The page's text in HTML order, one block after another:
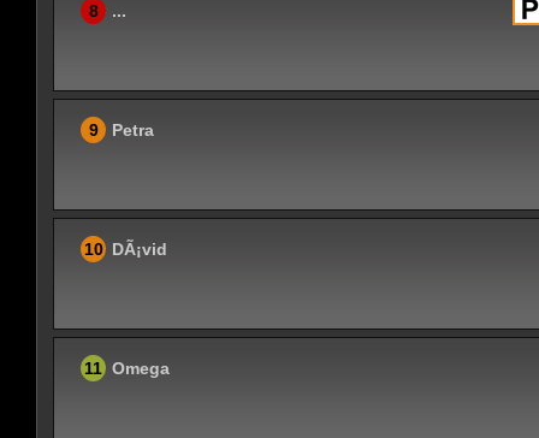
8 ...
9 Petra
10 DÃ¡vid
11 Omega